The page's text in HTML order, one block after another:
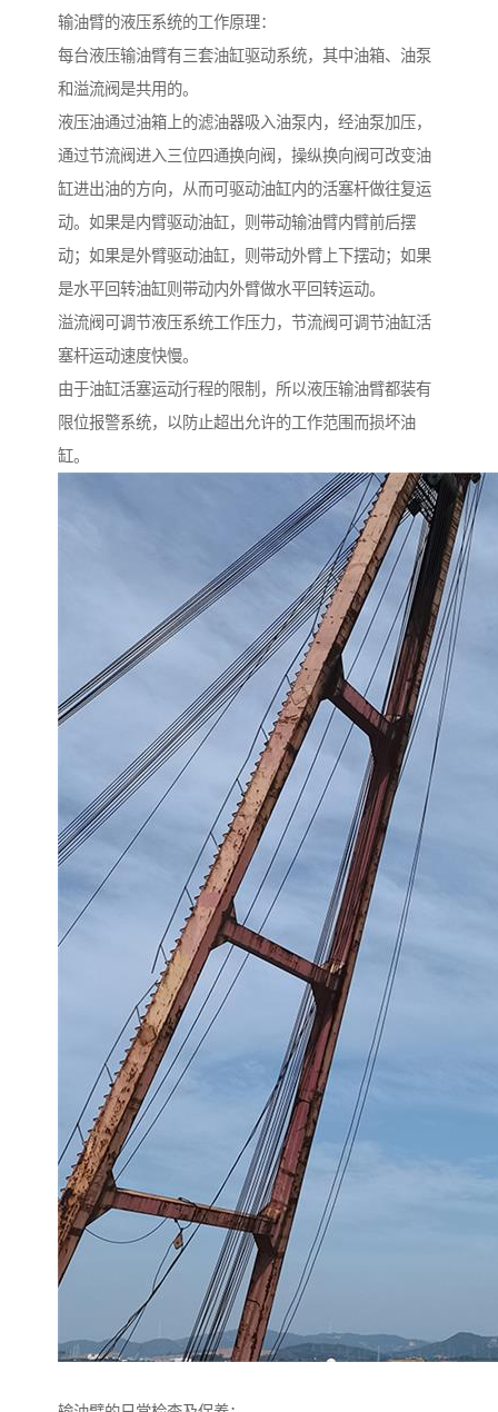
输油臂的液压系统的工作原理：
每台液压输油臂有三套油缸驱动系统，其中油箱、油泵
和溢流阀是共用的。
液压油通过油箱上的滤油器吸入油泵内，经油泵加压，
通过节流阀进入三位四通换向阀，操纵换向阀可改变油
缸进出油的方向，从而可驱动油缸内的活塞杆做往复运
动。如果是内臂驱动油缸，则带动输油臂内臂前后摆
动；如果是外臂驱动油缸，则带动外臂上下摆动；如果
是水平回转油缸则带动内外臂做水平回转运动。
溢流阀可调节液压系统工作压力，节流阀可调节油缸活
塞杆运动速度快慢。
由于油缸活塞运动行程的限制，所以液压输油臂都装有
限位报警系统，以防止超出允许的工作范围而损坏油
缸。